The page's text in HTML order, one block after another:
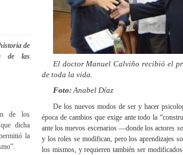
de
de las
de los
dicha
la
El doctor Manuel Calviño recibió el
de toda la vida.
Foto:Anabel Díaz
De los nuevos modos de ser y hacer
época de cambios que exige ante todo la
ante los nuevos escenarios —donde los actores
y los roles se modifican, pero los aprendizajes
los mismos, y requieren también ser